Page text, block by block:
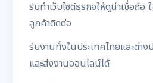
รับทำเว็บไซต์ธุรกิจให้ดูน่าเชื่อถือ
ลูกค้าติดต่อ
รับงานทั้งในประเทศไทยและต่าง
และส่งงานออนไลน์ได้